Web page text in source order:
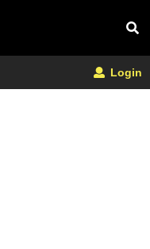
Login